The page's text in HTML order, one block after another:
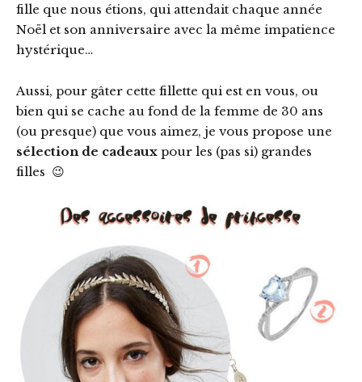
fille que nous étions, qui attendait chaque année
Noël et son anniversaire avec la même impatience
hystérique…
Aussi, pour gâter cette fillette qui est en vous, ou
bien qui se cache au fond de la femme de 30 ans
(ou presque) que vous aimez, je vous propose une
sélection de cadeaux pour les (pas si) grandes
filles 😉